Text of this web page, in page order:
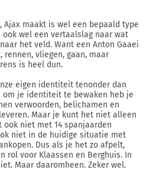
Ajax maakt is wel een bepaald type
ook wel een vertaalslag naar wat
het veld. Want een Anton Gaaei
rennen, vliegen, gaan, maar
is heel dun.
eigen identiteit tenonder dan
om je identiteit te bewaken heb je
verwoorden, belichamen en
Maar je kunt het niet alleen
ook niet met 14 spanjaarden
niet in de huidige situatie met
Dus als je het zo afpelt,
rol voor Klaassen en Berghuis. In
Maar daaromheen. Zeker wel.